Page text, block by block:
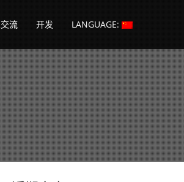
流 开发 LANGUAGE: